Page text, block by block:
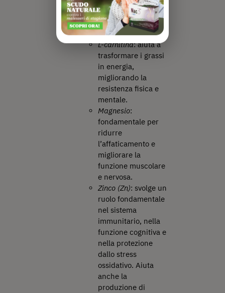
riducendo la
sensazione di
affaticamento.
L-carnitina: aiuta a
trasformare i grassi
in energia,
migliorando la
resistenza fisica e
mentale.
Magnesio:
fondamentale per
ridurre
l’affaticamento e
migliorare la
funzione muscolare
e nervosa.
Zinco (Zn): svolge un
ruolo fondamentale
nel sistema
immunitario, nella
funzione cognitiva e
nella protezione
dallo stress
ossidativo. Aiuta
anche la
produzione di